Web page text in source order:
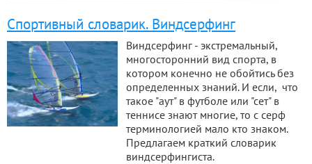
Спортивный словарик. Виндсерфинг
Виндсерфинг - экстремальный,
многосторонний вид спорта, в
котором конечно не обойтись без
определенных знаний. И если, что
такое "аут" в футболе или "сет" в
теннисе знают многие, то с серф
терминологией мало кто знаком.
Предлагаем краткий словарик
виндсерфингиста.